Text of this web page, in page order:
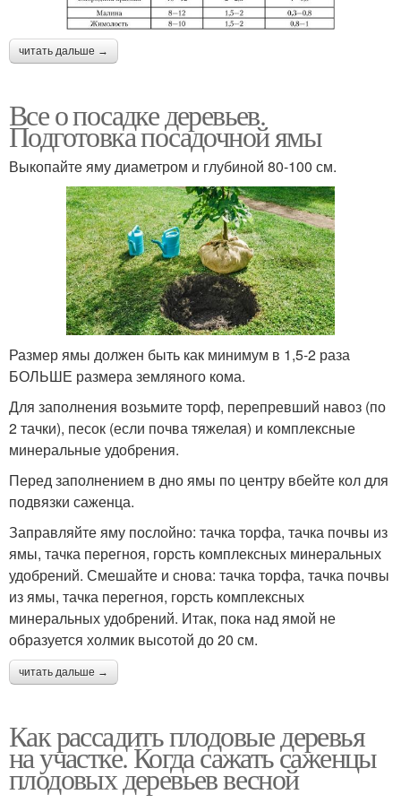
читать дальше →
Все о посадке деревьев.
Подготовка посадочной ямы
Выкопайте яму диаметром и глубиной 80-100 см.
Размер ямы должен быть как минимум в 1,5-2 раза
БОЛЬШЕ размера земляного кома.
Для заполнения возьмите торф, перепревший навоз (по
2 тачки), песок (если почва тяжелая) и комплексные
минеральные удобрения.
Перед заполнением в дно ямы по центру вбейте кол для
подвязки саженца.
Заправляйте яму послойно: тачка торфа, тачка почвы из
ямы, тачка перегноя, горсть комплексных минеральных
удобрений. Смешайте и снова: тачка торфа, тачка почвы
из ямы, тачка перегноя, горсть комплексных
минеральных удобрений. Итак, пока над ямой не
образуется холмик высотой до 20 см.
читать дальше →
Как рассадить плодовые деревья
на участке. Когда сажать саженцы
плодовых деревьев весной